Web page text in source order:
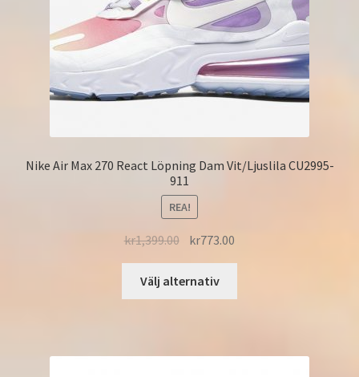
Nike Air Max 270 React Löpning Dam Vit/Ljuslila CU2995-
911
REA!
kr1,399.00 kr773.00
Välj alternativ